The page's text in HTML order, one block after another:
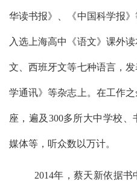
华读书报》、《中国科学报
入选上海高中《语文》课外
文、西班牙文等七种语言，
学通讯》等杂志上。在工作
座，遍及 300多所大中学校、
媒体等，听众数以万计。
2014年，蔡天新依据书